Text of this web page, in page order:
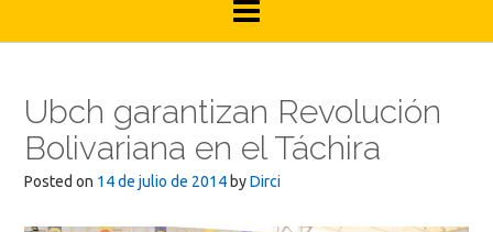
Ubch garantizan Revolución
Bolivariana en el Táchira
Posted on 14 de julio de 2014 byDirci